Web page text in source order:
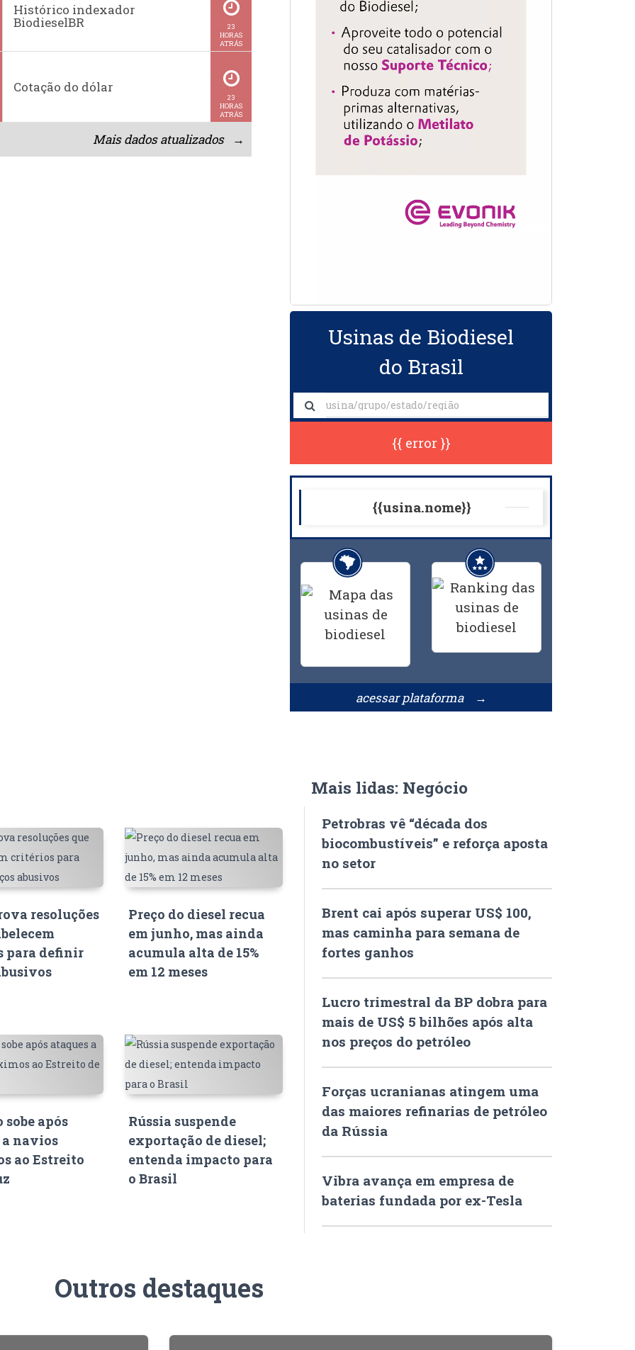
Histórico indexador
BiodieselBR
23
HORAS
ATRÁS
Cotação do dólar
23
HORAS
ATRÁS
Mais dados atualizados →
Usinas de Biodiesel
do Brasil
{{ error }}
{{usina.nome}}
acessar plataforma →
resoluções
para definir
Preço do diesel recua
em junho, mas ainda
acumula alta de 15%
em 12 meses
sobe após
a navios
ao Estreito
Rússia suspende
exportação de diesel;
entenda impacto para
o Brasil
Mais lidas: Negócio
Petrobras vê “década dos
biocombustíveis” e reforça aposta
no setor
Brent cai após superar US$ 100,
mas caminha para semana de
fortes ganhos
Lucro trimestral da BP dobra para
mais de US$ 5 bilhões após alta
nos preços do petróleo
Forças ucranianas atingem uma
das maiores refinarias de petróleo
da Rússia
Vibra avança em empresa de
baterias fundada por ex-Tesla
Outros destaques